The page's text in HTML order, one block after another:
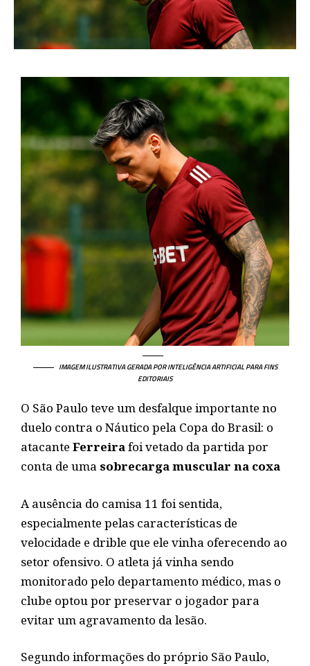
IMAGEM ILUSTRATIVA GERADA POR INTELIGÊNCIA ARTIFICIAL PARA FINS
EDITORIAIS
O São Paulo teve um desfalque importante no
duelo contra o Náutico pela Copa do Brasil: o
atacante Ferreirafoi vetado da partida por
conta de uma sobrecarga muscular na coxa
A ausência do camisa 11 foi sentida,
especialmente pelas características de
velocidade e drible que ele vinha oferecendo ao
setor ofensivo. O atleta já vinha sendo
monitorado pelo departamento médico, mas o
clube optou por preservar o jogador para
evitar um agravamento da lesão.
Segundo informações do próprio São Paulo,